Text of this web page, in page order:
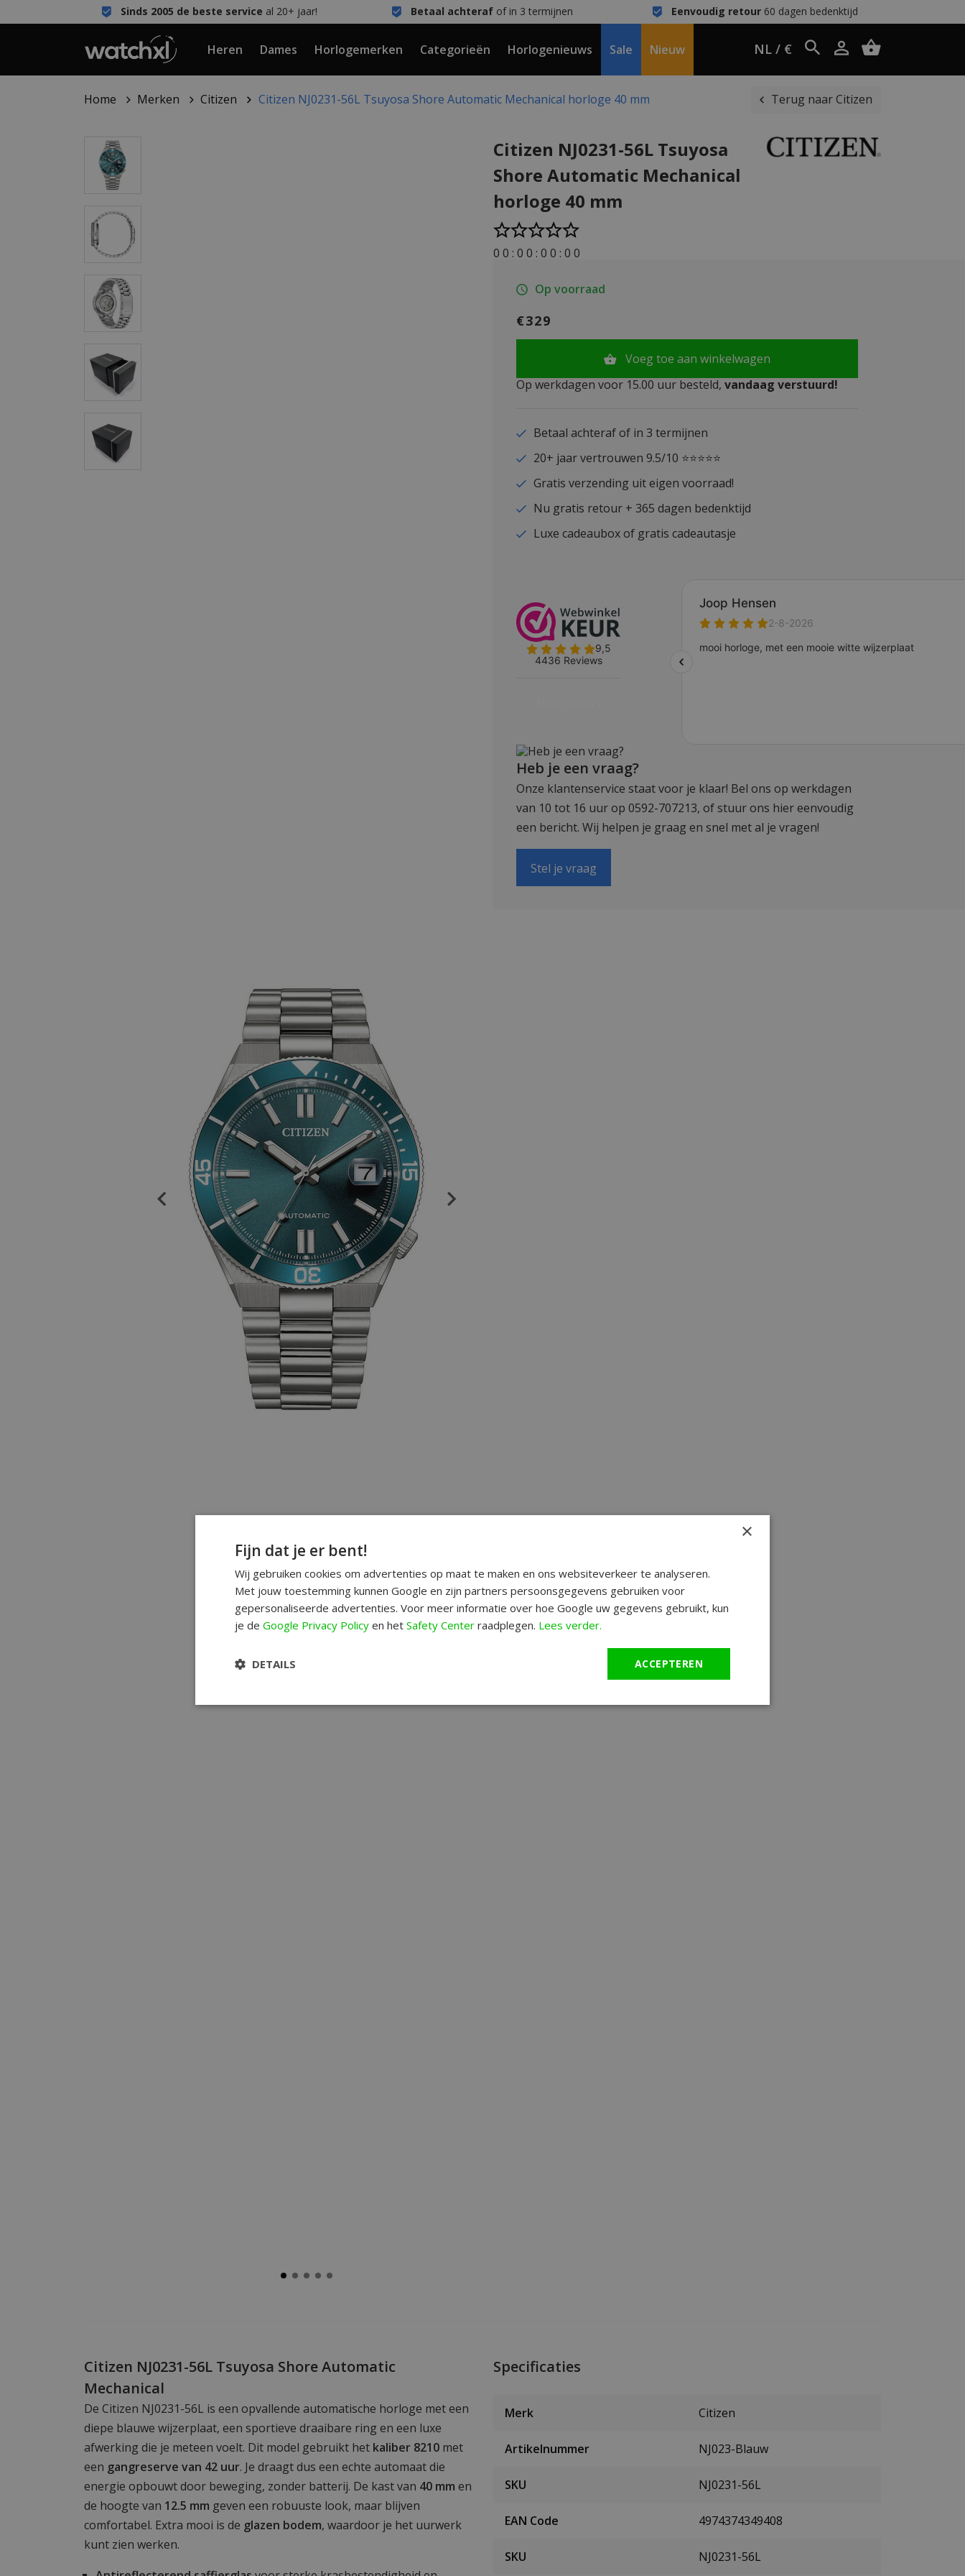
Sinds 2005 de beste service al 20+ jaar! Betaal achterafof in 3 termijnen Eenvoudig retour60 dagen bedenktijd
Heren Dames Horlogemerken Categorieën Horlogenieuws Sale Nieuw NL / €
Home Merken Citizen Citizen NJ0231-56L Tsuyosa Shore Automatic Mechanical horloge 40 mm Terug naar Citizen
Citizen NJ0231-56L Tsuyosa
Shore Automatic Mechanical
horloge 40 mm
0 0 : 0 0 : 0 0 : 0 0
Op voorraad
€329
Voeg toe aan winkelwagen
Op werkdagen voor 15.00 uur besteld, vandaag verstuurd!
Betaal achteraf of in 3 termijnen
20+ jaar vertrouwen 9.5/10 ⭐⭐⭐⭐⭐
Gratis verzending uit eigen voorraad!
Nu gratis retour + 365 dagen bedenktijd
Luxe cadeaubox of gratis cadeautasje
Heb je een vraag?
Onze klantenservice staat voor je klaar! Bel ons op werkdagen
van 10 tot 16 uur op 0592-707213, of stuur ons hier eenvoudig
een bericht. Wij helpen je graag en snel met al je vragen!
Stel je vraag
Citizen NJ0231-56L Tsuyosa Shore Automatic
Mechanical
De Citizen NJ0231-56L is een opvallende automatische horloge met een
diepe blauwe wijzerplaat, een sportieve draaibare ring en een luxe
afwerking die je meteen voelt. Dit model gebruikt het kaliber 8210 met
een gangreserve van 42 uur. Je draagt dus een echte automaat die
energie opbouwt door beweging, zonder batterij. De kast van 40 mm en
de hoogte van 12.5 mm geven een robuuste look, maar blijven
comfortabel. Extra mooi is de glazen bodem, waardoor je het uurwerk
kunt zien werken.
Specificaties
Merk Citizen
Artikelnummer NJ023-Blauw
SKU NJ0231-56L
EAN Code 4974374349408
SKU NJ0231-56L
×
Fijn dat je er bent!
Wij gebruiken cookies om advertenties op maat te maken en ons websiteverkeer te analyseren.
Met jouw toestemming kunnen Google en zijn partners persoonsgegevens gebruiken voor
gepersonaliseerde advertenties. Voor meer informatie over hoe Google uw gegevens gebruikt, kun
je de Google Privacy Policy en het Safety Center raadplegen. Lees verder.
ACCEPTEREN
DETAILS